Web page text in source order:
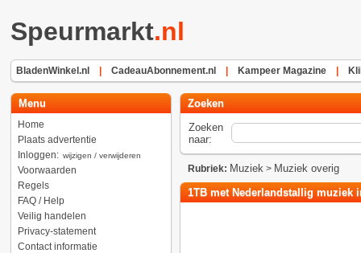
Speurmarkt.nl
BladenWinkel.nl CadeauAbonnement.nl Kampeer Magazine
Menu
Home
Plaats advertentie
Inloggen: wijzigen / verwijderen
Voorwaarden
Regels
FAQ / Help
Veilig handelen
Privacy-statement
Contact informatie
Zoeken
Zoeken
naar:
Rubriek: Muziek> Muziek overig
1TB met Nederlandstallig muziek